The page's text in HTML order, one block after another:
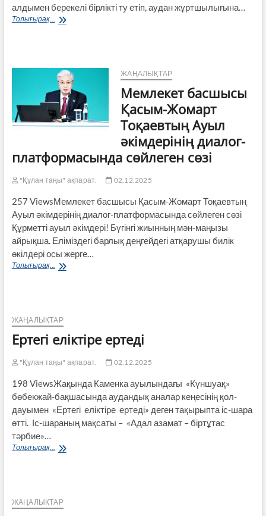
алдымен берекелі бірлікті ту етіп, аудан жұртшылығына…
Толығырақ...
Әжелер
ЖАҢАЛЫҚТАР
Мемлекет басшысы
Қасым-Жомарт
Тоқаевтың Ауыл
әкімдерінің диалог-
платформасында сөйлеген сөзі
"Құлан таңы" ақпарат. 02.12.2025
257 ViewsМемлекет басшысы Қасым-Жомарт Тоқаевтың
Ауыл әкімдерінің диалог-платформасында сөйлеген сөзі
Құрметті ауыл әкімдері! Бүгінгі жиынның мән-маңызы
айрықша. Еліміздегі барлық деңгейдегі атқарушы билік
өкілдері осы жерге…
Толығырақ...
Мемлекет
Ауыл
әкімдерінің
диалог-
платформасында
сөйлеген
ЖАҢАЛЫҚТАР
Ертегі еліктіре ертеді
"Құлан таңы" ақпарат. 02.12.2025
198 ViewsЖақында Каменка ауылындағы «Күншуақ»
бөбекжай-бақ­ша­сында аудандық аналар кеңесінің қол­
дауымен «Ертегі еліктіре ертеді» деген тақырыпта іс-шара
өтті. Іс-шараның мақсаты – «Адал азамат – бір­тұтас
тәрбие»…
Толығырақ...
Ертегі еліктіре
ЖАҢАЛЫҚТАР